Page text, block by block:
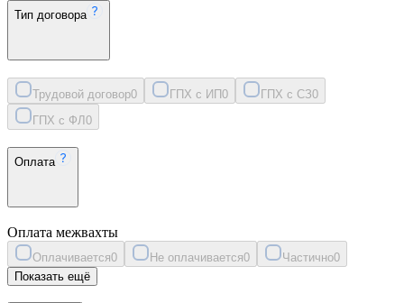
Тип договора
Трудовой договор0 ГПХ с ИП0 ГПХ с СЗ0
ГПХ с ФЛ 0
Оплата
Оплата межвахты
Оплачивается0 Не оплачивается0 Частично0
Показать ещё